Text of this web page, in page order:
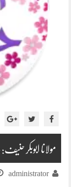
مولانا ابوبکر حنیف:
administrator